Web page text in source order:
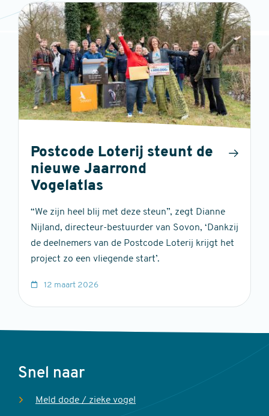
Postcode Loterij steunt de
nieuwe Jaarrond
Vogelatlas
“We zijn heel blij met deze steun”, zegt Dianne
Nijland, directeur-bestuurder van Sovon, ‘Dankzij
de deelnemers van de Postcode Loterij krijgt het
project zo een vliegende start’.
12 maart 2026
Voet
Snel naar
Meld dode / zieke vogel